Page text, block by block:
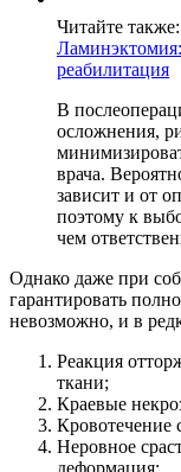
Читайте также:
Ламинэктомия:
реабилитация
В
осложнения,
врача.
зависит и от
поэтому к
чем
Однако даже при
гарантировать
невозможно, и в
Реакция
ткани;
Краевые
Кровотечение
Неровное
деформация;